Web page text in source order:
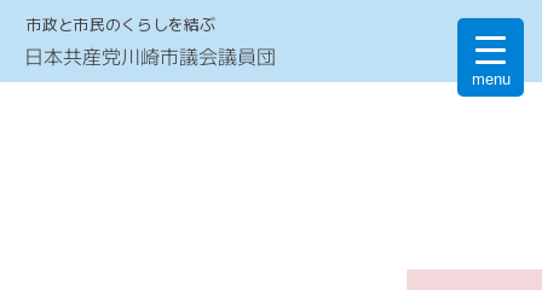
menu
市政と市民のくらしを結ぶ
日本共産党川崎市議会議員団